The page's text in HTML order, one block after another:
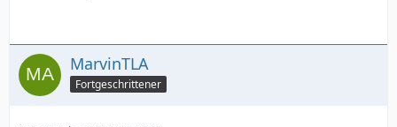
MarvinTLA
Fortgeschrittener